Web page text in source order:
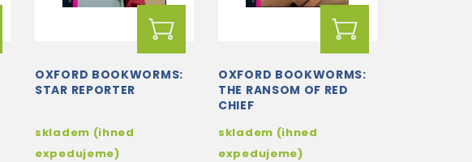
OXFORD BOOKWORMS:
STAR REPORTER
skladem (ihned
expedujeme)
OXFORD BOOKWORMS:
THE RANSOM OF RED
CHIEF
skladem (ihned
expedujeme)